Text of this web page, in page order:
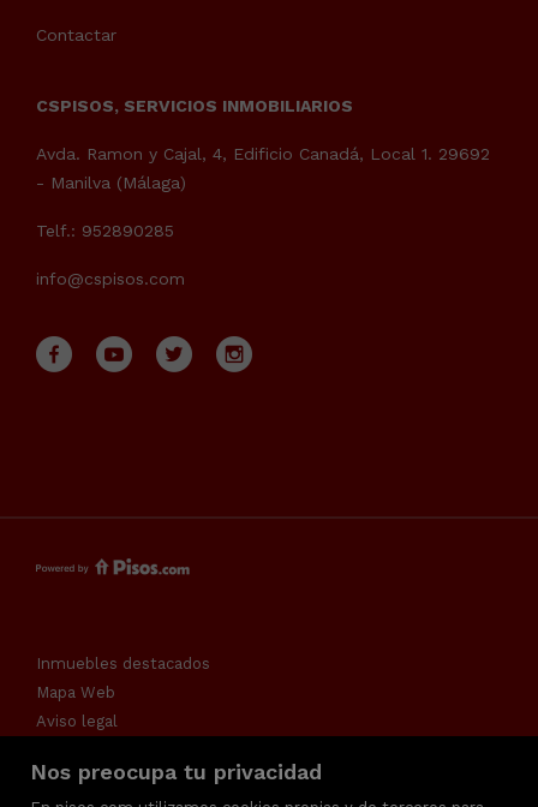
Nos preocupa tu privacidad
Contactar
CSPISOS, SERVICIOS INMOBILIARIOS
Avda. Ramon y Cajal, 4, Edificio Canadá, Local 1. 29692
- Manilva (Málaga)
Telf.: 952890285
info@cspisos.com
Inmuebles destacados
Mapa Web
Aviso legal
Política de cookies